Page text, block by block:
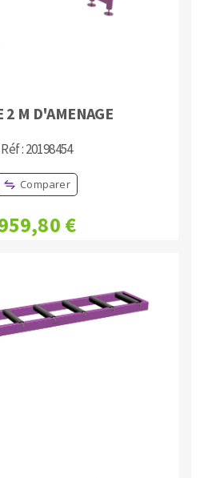
2 M D'AMENAGE
Réf : 20198454
Comparer
€